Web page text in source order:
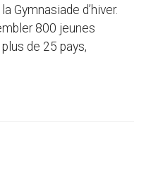
Gymnasiade d’hiver.
800 jeunes
de 25 pays,